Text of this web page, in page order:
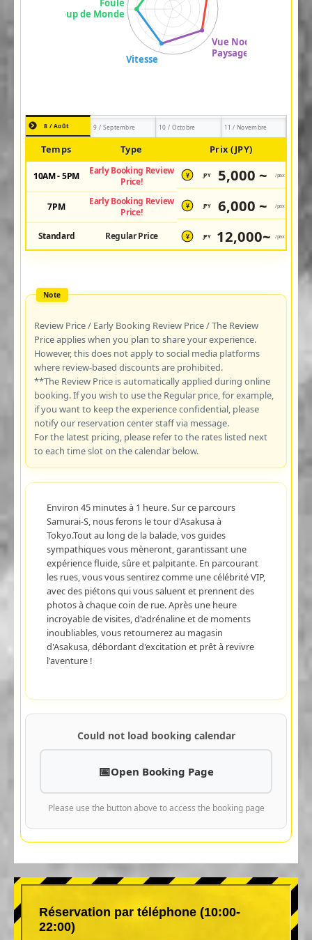
8 / Août 9 / Septembre 10 / Octobre 11 / Novembre
Temps Type Prix (JPY)
10AM - 5PM
Early Booking Review
Price!
¥ JPY 5,000 ~ /pax
7PM
Early Booking Review
Price!
¥ JPY 6,000 ~ /pax
Standard Regular Price ¥ JPY 12,000~ /pax
Review Price / Early Booking Review Price / The Review
Price applies when you plan to share your experience.
However, this does not apply to social media platforms
where review-based discounts are prohibited.
**The Review Price is automatically applied during online
booking. If you wish to use the Regular price, for example,
if you want to keep the experience confidential, please
notify our reservation center staff via message.
For the latest pricing, please refer to the rates listed next
to each time slot on the calendar below.
Environ 45 minutes à 1 heure. Sur ce parcours
Samurai-S, nous ferons le tour d'Asakusa à
Tokyo.Tout au long de la balade, vos guides
sympathiques vous mèneront, garantissant une
expérience fluide, sûre et palpitante. En parcourant
les rues, vous vous sentirez comme une célébrité VIP,
avec des piétons qui vous saluent et prennent des
photos à chaque coin de rue. Après une heure
incroyable de visites, d'adrénaline et de moments
inoubliables, vous retournerez au magasin
d'Asakusa, débordant d'excitation et prêt à revivre
l'aventure !
Could not load booking calendar
Open Booking Page
Please use the button above to access the booking page
Réservation par téléphone (10:00-
22:00)